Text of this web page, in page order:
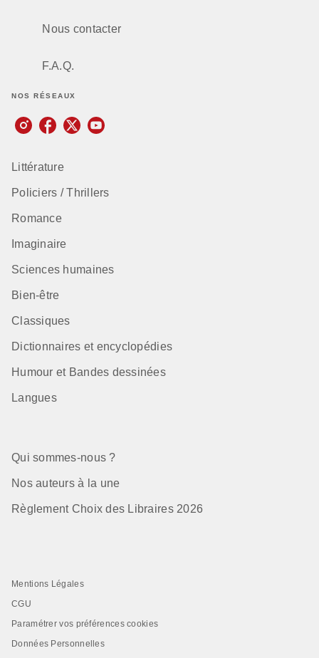
Nous contacter
F.A.Q.
NOS RÉSEAUX
Littérature
Policiers / Thrillers
Romance
Imaginaire
Sciences humaines
Bien-être
Classiques
Dictionnaires et encyclopédies
Humour et Bandes dessinées
Langues
Qui sommes-nous ?
Nos auteurs à la une
Règlement Choix des Libraires 2026
Mentions Légales
CGU
Paramétrer vos préférences cookies
Données Personnelles